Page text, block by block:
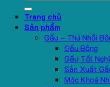
Trang chủ
Sản phẩm
Gấu – Thú Nhồi
Gấu Bông
Gấu Tốt
Sản Xuất
Móc Khoá